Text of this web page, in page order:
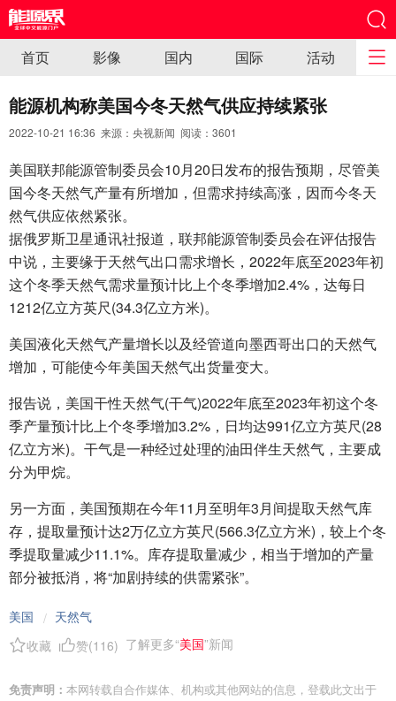
首页 影像 国内 国际 活动
能源机构称美国今冬天然气供应持续紧张
2022-10-21 16:36 来源：央视新闻 阅读： 3601
美国联邦能源管制委员会10月20日发布的报告预期，尽管美
国今冬天然气产量有所增加，但需求持续高涨，因而今冬天
然气供应依然紧张。
据俄罗斯卫星通讯社报道，联邦能源管制委员会在评估报告
中说，主要缘于天然气出口需求增长，2022年底至2023年初
这个冬季天然气需求量预计比上个冬季增加2.4%，达每日
1212亿立方英尺(34.3亿立方米)。
美国液化天然气产量增长以及经管道向墨西哥出口的天然气
增加，可能使今年美国天然气出货量变大。
报告说，美国干性天然气(干气)2022年底至2023年初这个冬
季产量预计比上个冬季增加3.2%，日均达991亿立方英尺(28
亿立方米)。干气是一种经过处理的油田伴生天然气，主要成
分为甲烷。
另一方面，美国预期在今年11月至明年3月间提取天然气库
存，提取量预计达2万亿立方英尺(566.3亿立方米)，较上个冬
季提取量减少11.1%。库存提取量减少，相当于增加的产量
部分被抵消，将“加剧持续的供需紧张”。
美国 / 天然气
收藏
赞(116) 了解更多“美国”新闻
免责声明： 本网转载自合作媒体、机构或其他网站的信息，登载此文出于